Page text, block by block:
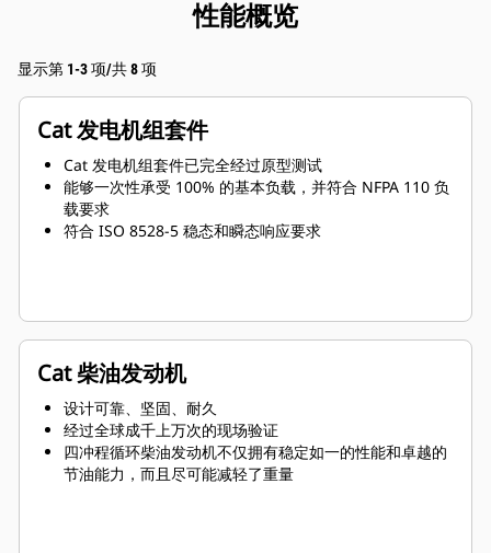
性能概览
显示第 1-3 项/共 8 项
Cat 发电机组套件
Cat 发电机组套件已完全经过原型测试
能够一次性承受 100% 的基本负载，并符合 NFPA 110 负
载要求
符合 ISO 8528-5 稳态和瞬态响应要求
Cat 柴油发动机
设计可靠、坚固、耐久
经过全球成千上万次的现场验证
四冲程循环柴油发动机不仅拥有稳定如一的性能和卓越的
节油能力，而且尽可能减轻了重量